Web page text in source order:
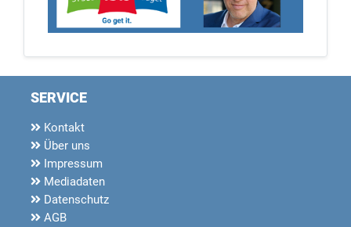
SERVICE
Kontakt
Über uns
Impressum
Mediadaten
Datenschutz
AGB